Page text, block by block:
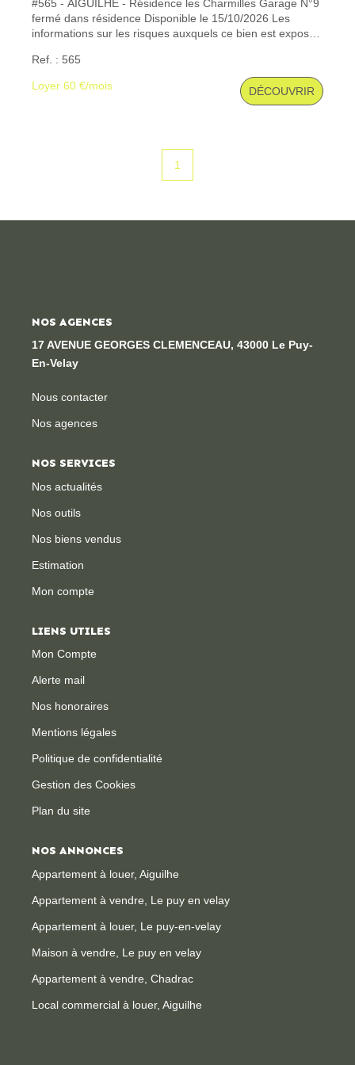
CONTACT
#565 - AIGUILHE - Résidence les Charmilles Garage N°9
fermé dans résidence Disponible le 15/10/2026 Les
informations sur les risques auxquels ce bien est exposé
gouv. fr
Ref. : 565
Loyer 60 €/mois DÉCOUVRIR
1
NOS AGENCES
17 AVENUE GEORGES CLEMENCEAU, 43000 Le Puy-
En-Velay
Nous contacter
Nos agences
NOS SERVICES
Nos actualités
Nos outils
Nos biens vendus
Estimation
Mon compte
LIENS UTILES
Mon Compte
Alerte mail
Nos honoraires
Mentions légales
Politique de confidentialité
Gestion des Cookies
Plan du site
NOS ANNONCES
Appartement à louer, Aiguilhe
Appartement à vendre, Le puy en velay
Appartement à louer, Le puy-en-velay
Maison à vendre, Le puy en velay
Appartement à vendre, Chadrac
Local commercial à louer, Aiguilhe